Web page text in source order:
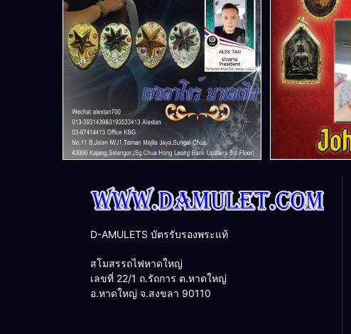
D-AMULETS บัตรรับรองพระแท้
สโมสรรถไฟหาดใหญ่
เลขที่ 22/1 ถ.รัถการ ต.หาดใหญ่
อ.หาดใหญ่ จ.สงขลา 90110